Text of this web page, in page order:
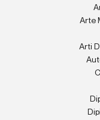
Arte
Arti